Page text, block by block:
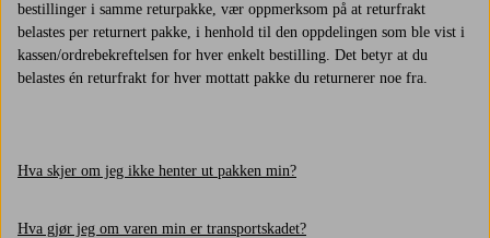
bestillinger i samme returpakke, vær oppmerksom på at returfrakt
belastes per returnert pakke, i henhold til den oppdelingen som ble vist i
kassen/ordrebekreftelsen for hver enkelt bestilling. Det betyr at du
belastes én returfrakt for hver mottatt pakke du returnerer noe fra.
Hva skjer om jeg ikke henter ut pakken min?
Hva gjør jeg om varen min er transportskadet?